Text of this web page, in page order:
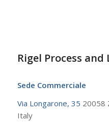
Rigel Process and
Sede Commerciale
Via Longarone, 35 20058
Italy